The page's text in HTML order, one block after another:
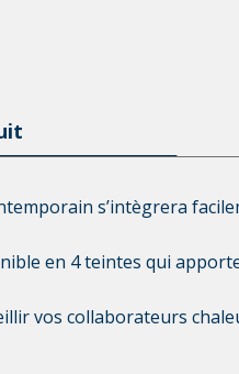
s’intègrera
en 4 teintes qui
vos collaborateurs